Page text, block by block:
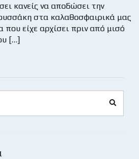
κανείς να αποδώσει την
στα καλαθοσφαιρικά μας
είχε αρχίσει πριν από μισό
[…]